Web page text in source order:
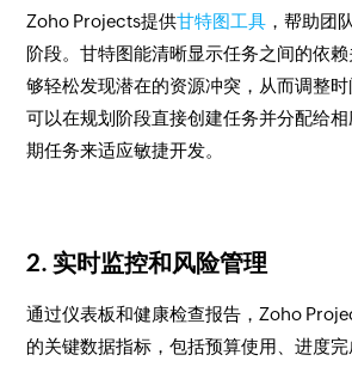
Zoho Projects提供甘特图工具 ，帮助团
阶段。甘特图能清晰显示任务之间的依
够轻松发现潜在的资源冲突，从而调整
可以在规划阶段直接创建任务并分配给
期任务来适应敏捷开发。
2. 实时监控和风险管理
通过仪表板和健康检查报告，Zoho
的关键数据指标，包括预算使用、进度